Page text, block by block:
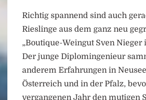
Richtig spannend sind auch
Rieslinge aus dem ganz neu
„Boutique-Weingut Sven Nieger
Der junge Diplomingenieur
anderem Erfahrungen in
Österreich und in der Pfalz,
vergangenen Jahr den mutigen